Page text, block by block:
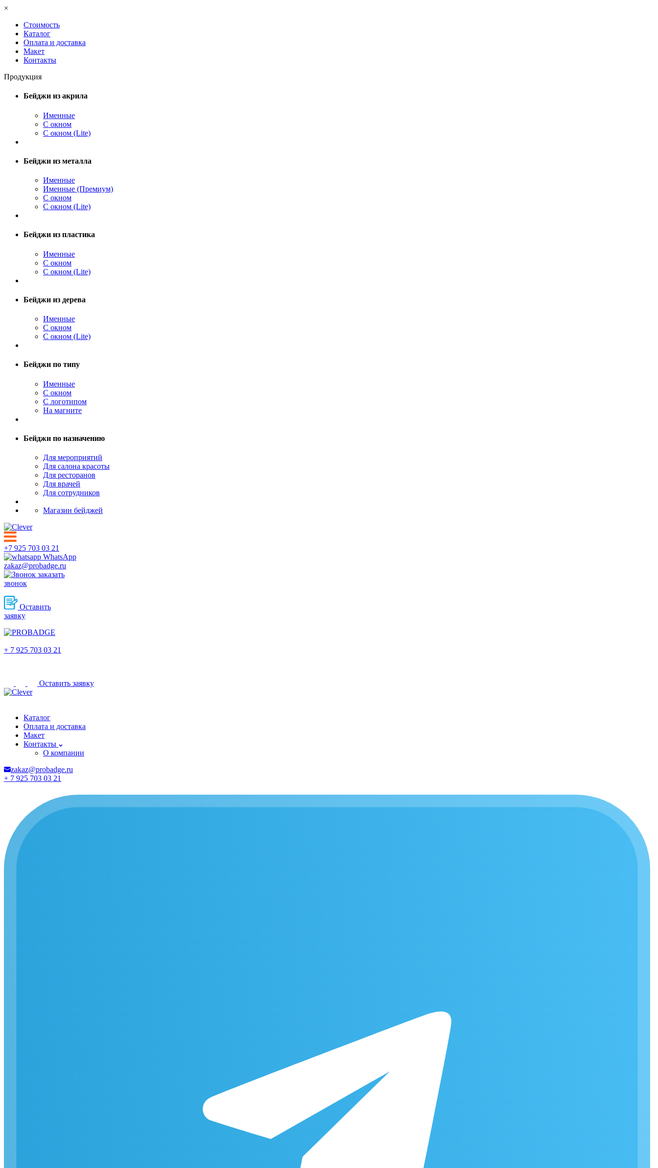
×
Стоимость
Каталог
Оплата и доставка
Макет
Контакты
Продукция
Бейджи из акрила
Именные
С окном
С окном (Lite)
Бейджи из металла
Именные
Именные (Премиум)
С окном
С окном (Lite)
Бейджи из пластика
Именные
С окном
С окном (Lite)
Бейджи из дерева
Именные
С окном
С окном (Lite)
Бейджи по типу
Именные
С окном
С логотипом
На магните
Бейджи по назначению
Для мероприятий
Для салона красоты
Для ресторанов
Для врачей
Для сотрудников
Магазин бейджей
+7 925 703 03 21
WhatsApp
zakaz@probadge.ru
заказать
звонок
Оставить
заявку
+ 7 925 703 03 21
Оставить заявку
Каталог
Оплата и доставка
Макет
Контакты
О компании
zakaz@probadge.ru
+ 7 925 703 03 21